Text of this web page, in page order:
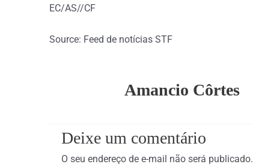
EC/AS//CF
Source: Feed de notícias STF
Amancio Côrtes
Deixe um comentário
O seu endereço de e-mail não será publicado.